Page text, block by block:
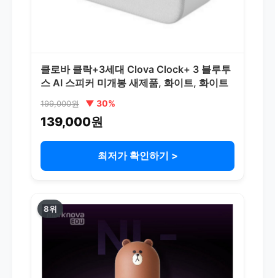
클로바 클락+3세대 Clova Clock+ 3 블루투
스 AI 스피커 미개봉 새제품, 화이트, 화이트
199,000원 ▼ 30%
139,000원
최저가 확인하기 >
8위